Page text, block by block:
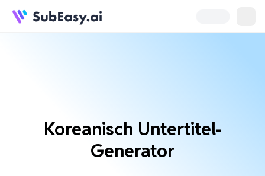
Koreanisch Untertitel-
Generator